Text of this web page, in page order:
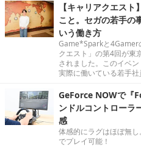
【キャリアクエス
こと。セガの若手の
いう働き方
Game*Sparkと4Gamer
クエスト」の第4回が東
されました。このイベ
実際に働いている若手社
GeForce NOWで『
ンドルコントローラ
感
体感的にラグはほぼ無
でプレイ可能！